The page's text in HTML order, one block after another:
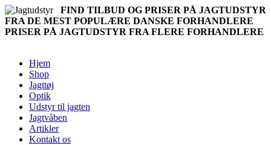
FIND TILBUD OG PRISER PÅ JAGTUDSTYR
FRA DE MEST POPULÆRE DANSKE FORHANDLERE
PRISER PÅ JAGTUDSTYR FRA FLERE FORHANDLERE
Hjem
Shop
Jagttøj
Optik
Udstyr til jagten
Jagtvåben
Artikler
Kontakt os